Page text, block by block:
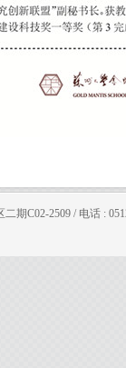
C02-2509 / 电话 :